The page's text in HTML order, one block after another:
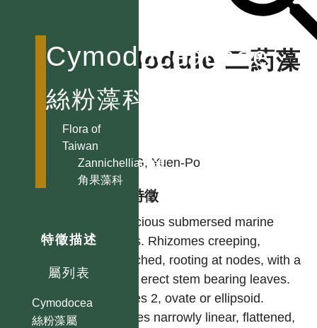
Cymodoceaceae
絲粉藻科
Flora of
Taiwan
Zannichelliaceae
角果藻科
特徵描述
屬列表
Cymodocea
絲粉藻屬
Halodule 二葯藻
屬
YANG, Yuen-Po
型態特徵
Dioecious submersed marine
herbs. Rhizomes creeping,
branched, rooting at nodes, with a
short erect stem bearing leaves.
Scales 2, ovate or ellipsoid.
Leaves narrowly linear, flattened,